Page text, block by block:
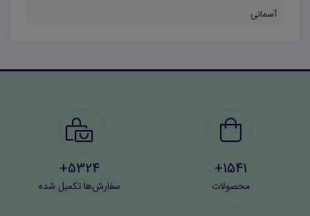
پرورش، احتمال قبولی شما رو دوچندان می‌کند.
آسمانی
1541+
محصولات
5324+
سفارش‌ها تکمیل شده